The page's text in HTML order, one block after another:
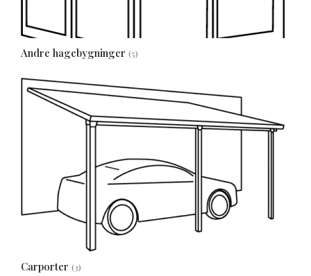
Andre hagebygninger (5)
Carporter (3)